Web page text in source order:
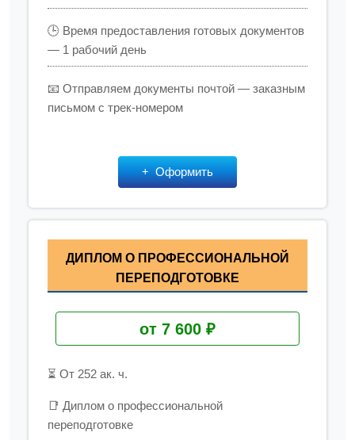
🕒 Время предоставления готовых документов
— 1 рабочий день
📧 Отправляем документы почтой — заказным
письмом с трек-номером
Оформить
ДИПЛОМ О ПРОФЕССИОНАЛЬНОЙ
ПЕРЕПОДГОТОВКЕ
от 7 600 ₽
⏳ От 252 ак. ч.
📑 Диплом о профессиональной
переподготовке